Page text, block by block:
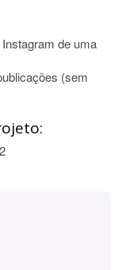
de uma
(sem